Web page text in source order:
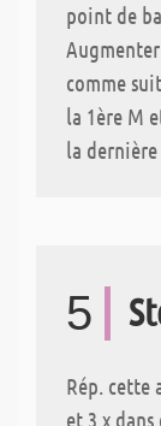
point de
comme
la 1ère M
la
5
Rép. cette
et 3 x dans